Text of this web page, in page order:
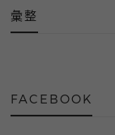
彙整
FACEBOOK